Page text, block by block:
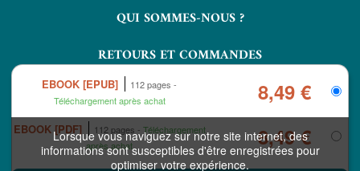
Lorsque vous naviguez sur notre site internet, des
informations sont susceptibles d'être enregistrées pour
optimiser votre expérience.
EBOOK [EPUB]
112 pages
Téléchargement après achat
8,49 €
EBOOK [PDF] 112 pages
Téléchargement
après achat
8,49 €
QUI SOMMES-NOUS ?
RETOURS ET COMMANDES
COPYRIGHT © 2026 LAVOISIER ET NUXOS PUBLISHING TECHNOLOGIES.